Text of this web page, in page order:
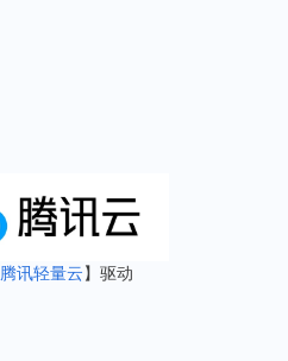
腾讯轻量云】驱动